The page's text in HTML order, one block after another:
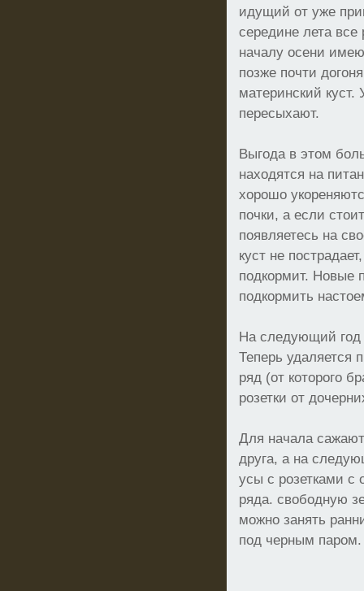
идущий от уже
середине лета все
началу осени
позже почти
материнский
пересыхают.
Выгода в этом
находятся на
хорошо
почки, а если
появляетесь на
куст не
подкормит. Новые
подкормить
На следующий год
Теперь удаляется
ряд (от которого
розетки от
Для начала
друга, а на
усы с розетками с
ряда. свободную
можно занять
под черным паром.